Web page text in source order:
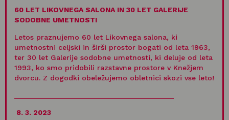
60 LET LIKOVNEGA SALONA IN 30 LET GALERIJE
SODOBNE UMETNOSTI
Letos praznujemo 60 let Likovnega salona, ki
umetnostni celjski in širši prostor bogati od leta 1963,
ter 30 let Galerije sodobne umetnosti, ki deluje od leta
1993, ko smo pridobili razstavne prostore v Knežjem
dvorcu. Z dogodki obeležujemo obletnici skozi vse leto!
8. 3. 2023